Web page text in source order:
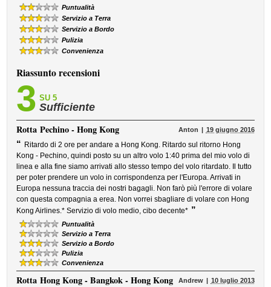
Puntualità
Servizio a Terra
Servizio a Bordo
Pulizia
Convenienza
Riassunto recensioni
3 SU 5
Sufficiente
RottaPechino - Hong Kong Anton 19 giugno 2016
“ Ritardo di 2 ore per andare a Hong Kong. Ritardo sul ritorno Hong
Kong - Pechino, quindi posto su un altro volo 1:40 prima del mio volo di
linea e alla fine siamo arrivati allo stesso tempo del volo ritardato. Il tutto
per poter prendere un volo in corrispondenza per l'Europa. Arrivati in
Europa nessuna traccia dei nostri bagagli. Non farò più l'errore di volare
con questa compagnia a erea. Non vorrei sbagliare di volare con Hong
Kong Airlines.* Servizio di volo medio, cibo decente* ”
Puntualità
Servizio a Terra
Servizio a Bordo
Pulizia
Convenienza
RottaHong Kong - Bangkok - Hong Kong Andrew 10 luglio 2013